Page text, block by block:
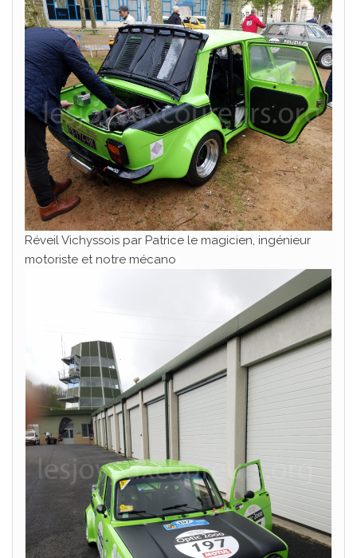
Réveil Vichyssois par Patrice le magicien, ingénieur
motoriste et notre mécano